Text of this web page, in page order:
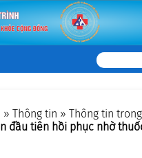
» Thông tin » Thông tin
đầu tiên hồi phục nhờ